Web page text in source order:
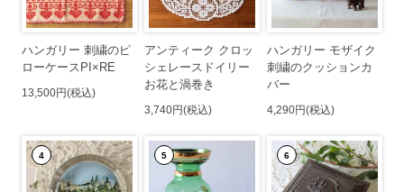
ハンガリー 刺繍のピ
ローケースPI×RE
13,500円(税込)
アンティーク クロッ
シェレースドイリー
お花と渦巻き
3,740円(税込)
ハンガリー モザイク
刺繍のクッションカ
バー
4,290円(税込)
4 5 6